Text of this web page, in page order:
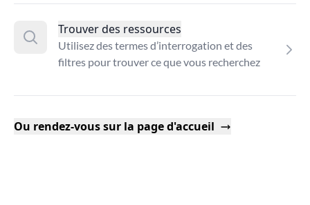
Trouver des ressources
Utilisez des termes d’interrogation et des
filtres pour trouver ce que vous recherchez
Ou rendez-vous sur la page d'accueil